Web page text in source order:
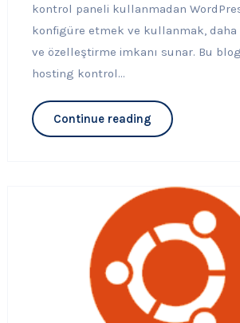
kontrol paneli kullanmadan
konfigüre etmek ve kullanmak,
ve özelleştirme imkanı sunar. Bu blog
hosting kontrol...
Continue reading